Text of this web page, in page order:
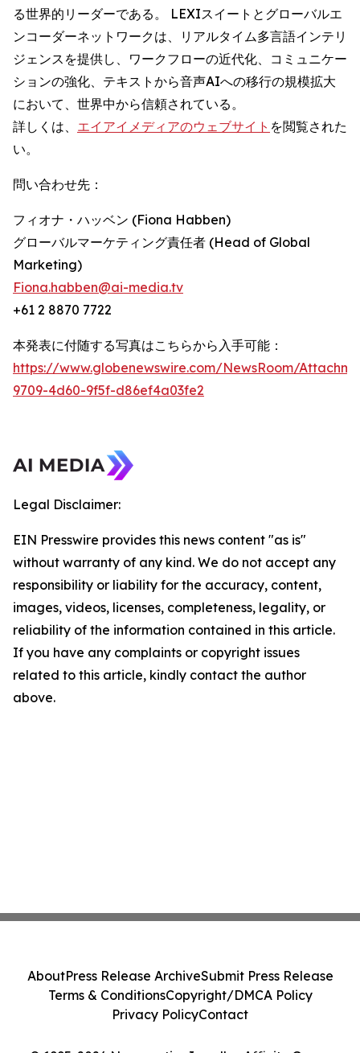
る世界的リーダーである。 LEXIスイートとグローバルエ
ンコーダーネットワークは、リアルタイム多言語インテリ
ジェンスを提供し、ワークフローの近代化、コミュニケー
ションの強化、テキストから音声AIへの移行の規模拡大
において、世界中から信頼されている。
詳しくは、 エイアイメディアのウェブサイト を閲覧された
い。
問い合わせ先：
フィオナ・ハッベン (Fiona Habben)
グローバルマーケティング責任者 (Head of Global
Marketing)
Fiona.habben@ai-media.tv
+61 2 8870 7722
本発表に付随する写真はこちらから入手可能：
https://www.globenewswire.com/NewsRoom/
9709-4d60-9f5f-d86ef4a03fe2
Legal Disclaimer:
EIN Presswire provides this news content "as is"
without warranty of any kind. We do not accept any
responsibility or liability for the accuracy, content,
images, videos, licenses, completeness, legality, or
reliability of the information contained in this article.
If you have any complaints or copyright issues
related to this article, kindly contact the author
above.
AboutPress Release ArchiveSubmit Press Release
Terms & ConditionsCopyright/DMCA Policy
Privacy PolicyContact